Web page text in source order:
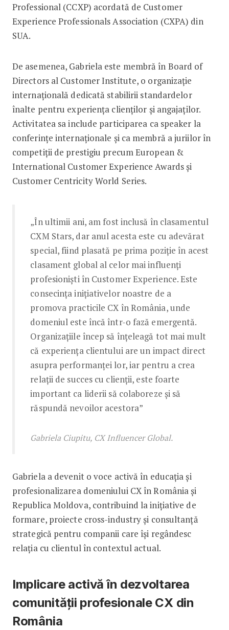
Professional (CCXP) acordată de Customer
Experience Professionals Association (CXPA) din
SUA.
De asemenea, Gabriela este membră în Board of
Directors al Customer Institute, o organizație
internațională dedicată stabilirii standardelor
înalte pentru experiența clienților și angajaților.
Activitatea sa include participarea ca speaker la
conferințe internaționale și ca membră a juriilor în
competiții de prestigiu precum European &
International Customer Experience Awards și
Customer Centricity World Series.
„În ultimii ani, am fost inclusă în clasamentul
CXM Stars, dar anul acesta este cu adevărat
special, fiind plasată pe prima poziție în acest
clasament global al celor mai influenți
profesioniști în Customer Experience. Este
consecința inițiativelor noastre de a
promova practicile CX în România, unde
domeniul este încă într-o fază emergentă.
Organizațiile încep să înțeleagă tot mai mult
că experiența clientului are un impact direct
asupra performanței lor, iar pentru a crea
relații de succes cu clienții, este foarte
important ca liderii să colaboreze și să
răspundă nevoilor acestora”
Gabriela Ciupitu, CX Influencer Global.
Gabriela a devenit o voce activă în educația și
profesionalizarea domeniului CX în România și
Republica Moldova, contribuind la inițiative de
formare, proiecte cross-industry și consultanță
strategică pentru companii care își regândesc
relația cu clientul în contextul actual.
Implicare activă în dezvoltarea
comunității profesionale CX din
România